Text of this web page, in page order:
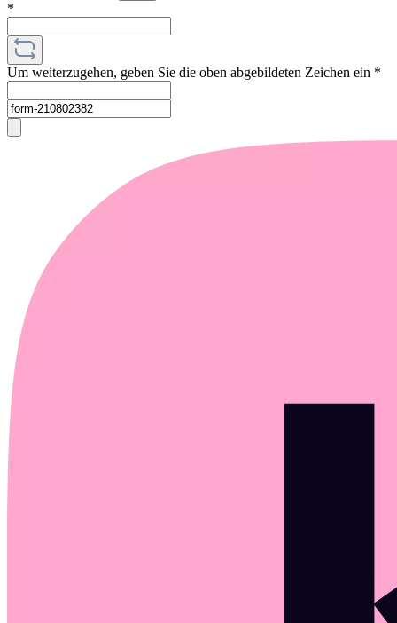
*
Um weiterzugehen, geben Sie die oben abgebildeten Zeichen ein *